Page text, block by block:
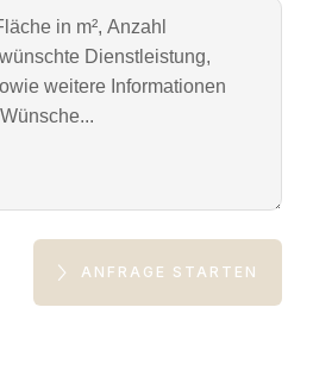
ANFRAGE STARTEN
6500+